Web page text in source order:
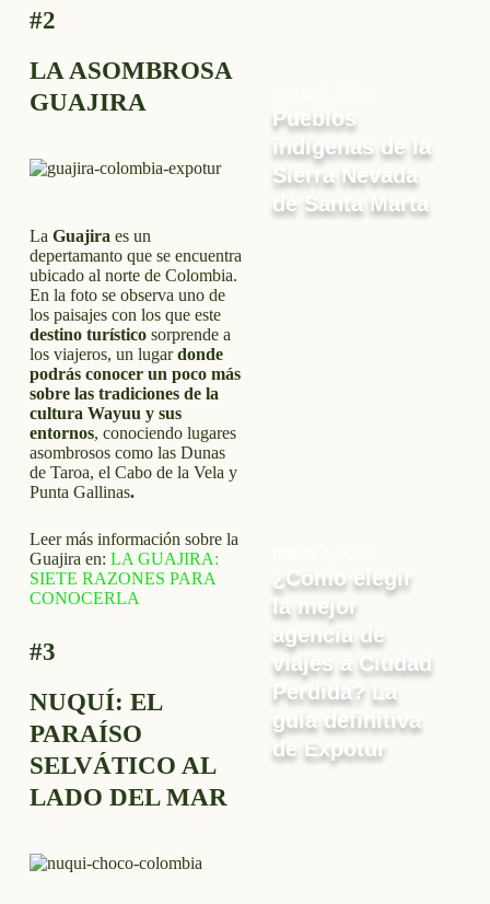
#2
LA ASOMBROSA
GUAJIRA
La Guajira es un
depertamanto que se encuentra
ubicado al norte de Colombia.
En la foto se observa uno de
los paisajes con los que este
destino turísticosorprende a
los viajeros, un lugardonde
podrás conocer un poco más
sobre las tradiciones de la
cultura Wayuu y sus
entornos, conociendo lugares
asombrosos como las Dunas
de Taroa, el Cabo de la Vela y
Punta Gallinas.
Leer más información sobre la
Guajira en: LA GUAJIRA:
SIETE RAZONES PARA
CONOCERLA
#3
NUQUÍ: EL
PARAÍSO
SELVÁTICO AL
LADO DEL MAR
Pueblos
indígenas de la
Sierra Nevada
de Santa Marta
¿Cómo elegir
la mejor
agencia de
viajes a Ciudad
Perdida? La
guía definitiva
de Expotur